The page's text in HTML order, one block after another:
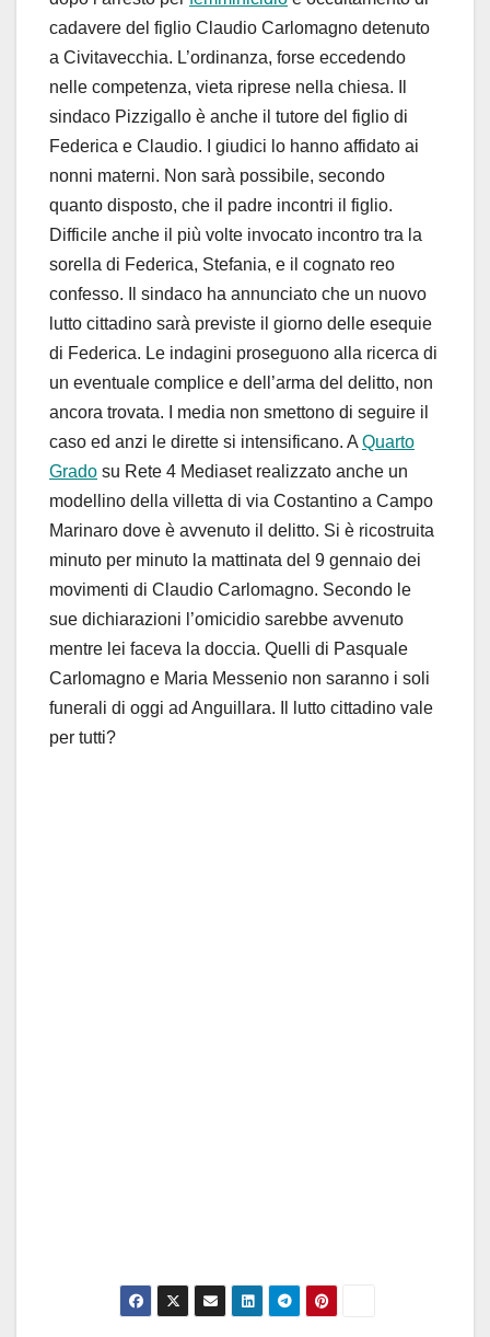
cadavere del figlio Claudio Carlomagno detenuto
a Civitavecchia. L’ordinanza, forse eccedendo
nelle competenza, vieta riprese nella chiesa. Il
sindaco Pizzigallo è anche il tutore del figlio di
Federica e Claudio. I giudici lo hanno affidato ai
nonni materni. Non sarà possibile, secondo
quanto disposto, che il padre incontri il figlio.
Difficile anche il più volte invocato incontro tra la
sorella di Federica, Stefania, e il cognato reo
confesso. Il sindaco ha annunciato che un nuovo
lutto cittadino sarà previste il giorno delle esequie
di Federica. Le indagini proseguono alla ricerca di
un eventuale complice e dell’arma del delitto, non
ancora trovata. I media non smettono di seguire il
caso ed anzi le dirette si intensificano. A Quarto
Grado su Rete 4 Mediaset realizzato anche un
modellino della villetta di via Costantino a Campo
Marinaro dove è avvenuto il delitto. Si è ricostruita
minuto per minuto la mattinata del 9 gennaio dei
movimenti di Claudio Carlomagno. Secondo le
sue dichiarazioni l’omicidio sarebbe avvenuto
mentre lei faceva la doccia. Quelli di Pasquale
Carlomagno e Maria Messenio non saranno i soli
funerali di oggi ad Anguillara. Il lutto cittadino vale
per tutti?